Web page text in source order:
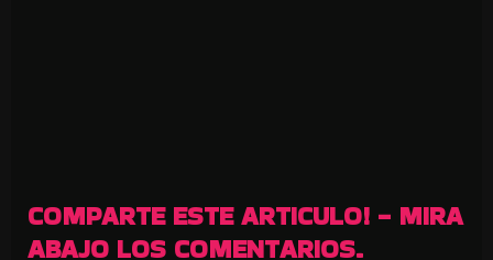
COMPARTE ESTE ARTICULO! - MIRA
ABAJO LOS COMENTARIOS.